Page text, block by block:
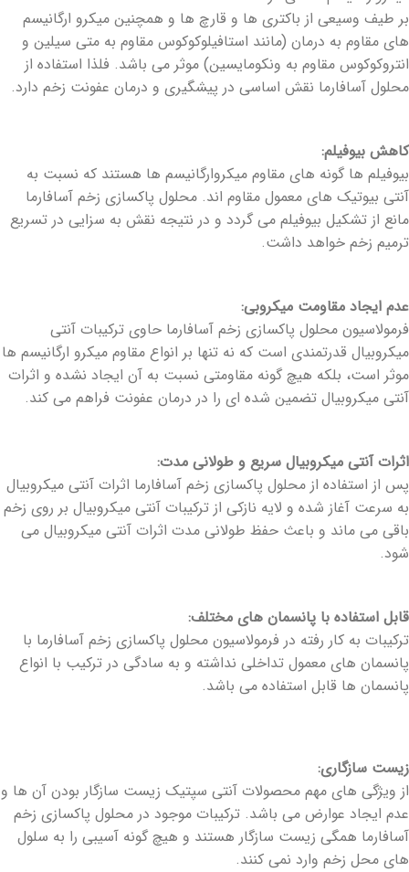
بر طیف وسیعی از باکتری ها و قارچ ها و همچنین میکرو ارگانیسم
های مقاوم به درمان (مانند استافیلوکوکوس مقاوم به متی سیلین و
انتروکوکوس مقاوم به ونکومایسین) موثر می باشد. فلذا استفاده از
محلول آسافارما نقش اساسی در پیشگیری و درمان عفونت زخم دارد.
کاهش بیوفیلم:
بیوفیلم ها گونه های مقاوم میکروارگانیسم ها هستند که نسبت به
آنتی بیوتیک های معمول مقاوم اند. محلول پاکسازی زخم آسافارما
مانع از تشکیل بیوفیلم می گردد و در نتیجه نقش به سزایی در تسریع
ترمیم زخم خواهد داشت.
عدم ایجاد مقاومت میکروبی:
فرمولاسیون محلول پاکسازی زخم آسافارما حاوی ترکیبات آنتی
میکروبیال قدرتمندی است که نه تنها بر انواع مقاوم میکرو ارگانیسم ها
موثر است، بلکه هیچ گونه مقاومتی نسبت به آن ایجاد نشده و اثرات
آنتی میکروبیال تضمین شده ای را در درمان عفونت فراهم می کند.
اثرات آنتی میکروبیال سریع و طولانی مدت:
پس از استفاده از محلول پاکسازی زخم آسافارما اثرات آنتی میکروبیال
به سرعت آغاز شده و لایه نازکی از ترکیبات آنتی میکروبیال بر روی زخم
باقی می ماند و باعث حفظ طولانی مدت اثرات آنتی میکروبیال می
شود.
قابل استفاده با پانسمان های مختلف:
ترکیبات به کار رفته در فرمولاسیون محلول پاکسازی زخم آسافارما با
پانسمان های معمول تداخلی نداشته و به سادگی در ترکیب با انواع
پانسمان ها قابل استفاده می باشد.
زیست سازگاری:
از ویژگی های مهم محصولات آنتی سپتیک زیست سازگار بودن آن ها و
عدم ایجاد عوارض می باشد. ترکیبات موجود در محلول پاکسازی زخم
آسافارما همگی زیست سازگار هستند و هیچ گونه آسیبی را به سلول
های محل زخم وارد نمی کنند.